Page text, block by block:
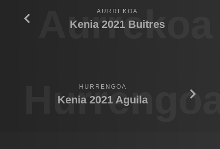
Aurrekoa
AURREKOA
Kenia 2021 Buitres
HURRENGOA
Kenia 2021 Aguila